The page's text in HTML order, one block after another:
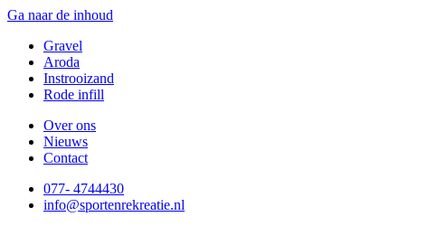
Ga naar de inhoud
Gravel
Aroda
Instrooizand
Rode infill
Over ons
Nieuws
Contact
077- 4744430
info@sportenrekreatie.nl